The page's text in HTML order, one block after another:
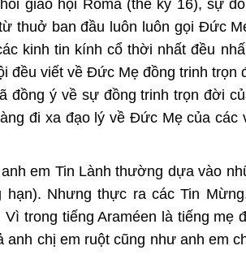
giáo hội Roma (thế kỷ 16), sự
thuở ban đầu luôn luôn gọi Ðức
kinh tin kính cổ thời nhất đều
đều viết về Ðức Mẹ đồng trinh trọn
đồng ý về sự đồng trinh trọn đời
đi xa đạo lý về Đức Mẹ của
em Tin Lành thường dựa vào
Nhưng thực ra các Tin
trong tiếng Araméen là tiếng mẹ
chị em ruột cũng như anh em